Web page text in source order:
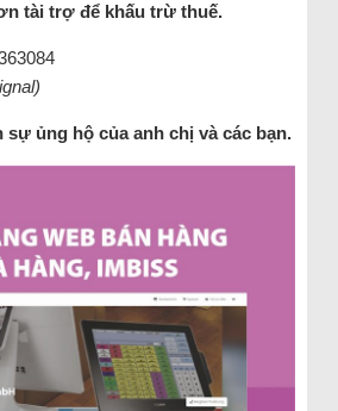
tài trợ để khấu trừ thuế.
sự ủng hộ của anh chị và các bạn.